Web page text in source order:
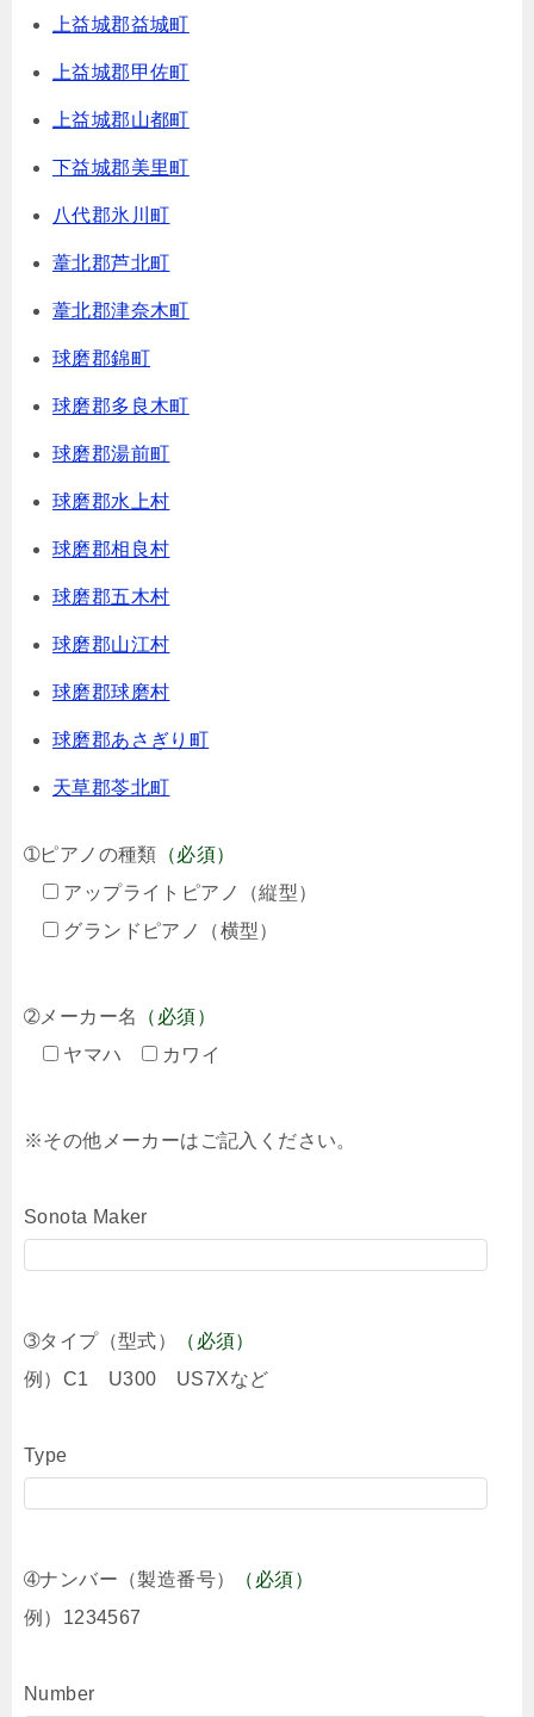
上益城郡益城町
上益城郡甲佐町
上益城郡山都町
下益城郡美里町
八代郡氷川町
葦北郡芦北町
葦北郡津奈木町
球磨郡錦町
球磨郡多良木町
球磨郡湯前町
球磨郡水上村
球磨郡相良村
球磨郡五木村
球磨郡山江村
球磨郡球磨村
球磨郡あさぎり町
天草郡苓北町
➀ピアノの種類 （必須）
アップライトピアノ（縦型）
グランドピアノ（横型）
➁メーカー名
（必須）
ヤマハ
カワイ
※その他メーカーはご記入ください。
Sonota Maker
➂タイプ（型式）
（必須）
例）C1 U300 US7Xなど
Type
➃ナンバー（製造番号）
（必須）
例）1234567
Number